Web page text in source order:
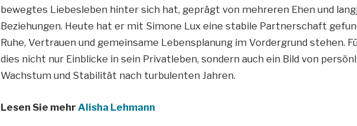
bewegtes Liebesleben hinter sich hat, geprägt von mehreren Ehen und
Beziehungen. Heute hat er mit Simone Lux eine stabile Partnerschaft
Ruhe, Vertrauen und gemeinsame Lebensplanung im Vordergrund stehen.
dies nicht nur Einblicke in sein Privatleben, sondern auch ein Bild von
Wachstum und Stabilität nach turbulenten Jahren.
Lesen Sie mehr Alisha Lehmann